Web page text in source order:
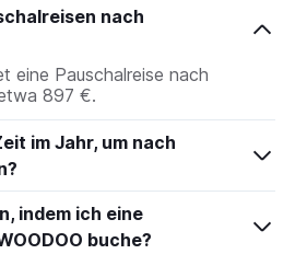
nach
eine Pauschalreise nach
897 €.
im Jahr, um nach
indem ich eine
buche?